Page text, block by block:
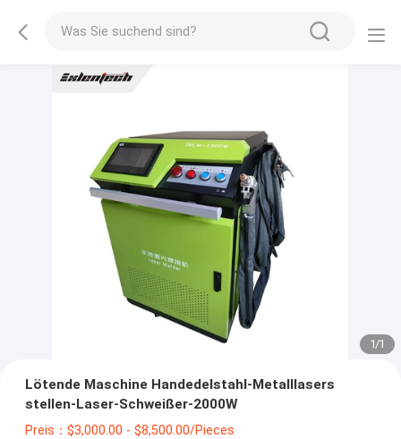
1/1
Lötende Maschine Handedelstahl-Metalllasers
stellen-Laser-Schweißer-2000W
Preis：$3,000.00 - $8,500.00/Pieces